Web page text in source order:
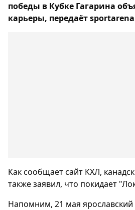
победы в Кубке Гагарина
карьеры, передаёт
Как сообщает сайт КХЛ,
также заявил, что покидает
Напомним, 21 мая ярославский